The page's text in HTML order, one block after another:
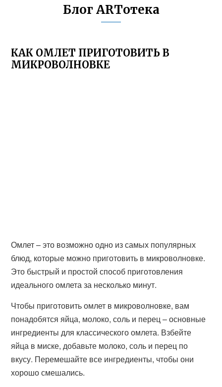
Блог ARTотека
КАК ОМЛЕТ ПРИГОТОВИТЬ В
МИКРОВОЛНОВКЕ
Омлет – это возможно одно из самых популярных
блюд, которые можно приготовить в микроволновке.
Это быстрый и простой способ приготовления
идеального омлета за несколько минут.
Чтобы приготовить омлет в микроволновке, вам
понадобятся яйца, молоко, соль и перец – основные
ингредиенты для классического омлета. Взбейте
яйца в миске, добавьте молоко, соль и перец по
вкусу. Перемешайте все ингредиенты, чтобы они
хорошо смешались.